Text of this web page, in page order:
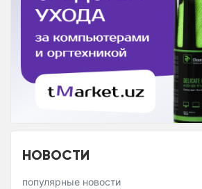
НОВОСТИ
популярные новости